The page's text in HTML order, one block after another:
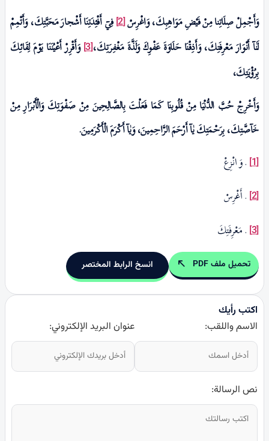
وَأَجْمِلْ صِلَاتِنا مِنْ فَيْضِ مَوَاهِبِكَ، وَاغْرِسْ[2] فِيٓأَفْئِدَتِنَا أَشْجارَ مَحَبَّتِكَ، وَأَتْمِمْ
لَنٰآأَنْوَارَ مَعْرِفَتِكَ، وَأَذِقْنَا حَلَاوَةَ عَفْوِكَ وَلَذَّةَ مَغْفِرَتِكَ،[3]
وَأَقْرِرْ أَعْيُنَنَا يَوْمَ لِقَائِكَ
بِرُؤْيَتِكَ،
وَأَخْرِجْ حُبَّ الدُّنْيَا مِنْ قُلُوبِنَا كَمَا فَعَلْتَ بِالصَّالِحِينَ مِنْ صَفْوَتِكَ وَالْأَبْرَارِ مِنْ
خَآصَّتِكَ، بِرَحْمَتِكَيٰـآأَرْحَمَ الرَّاحِمِينَ، وَيٰـآأَكْرَمَ الْأَكْرَمِينَ.
[1] . وَ انْزِعْ
[2] . أَغْرِسْ
[3] . مَعْرِفَتِكَ
تحميل ملف PDF انسخ الرابط المختصر
اكتب رأيك
الاسم واللقب:
عنوان البريد الإلكتروني:
نص الرسالة: